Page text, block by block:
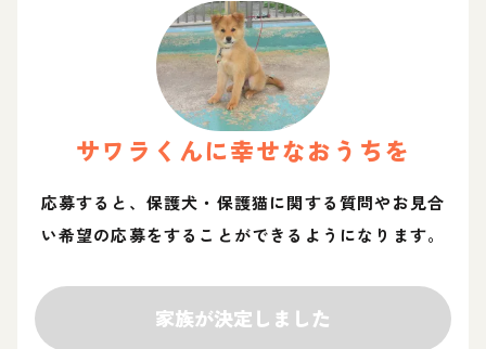
サワラ くんに幸せなおうちを
応募すると、保護犬・保護猫に関する質問やお見合
い希望の応募をすることができるようになります。
家族が決定しました